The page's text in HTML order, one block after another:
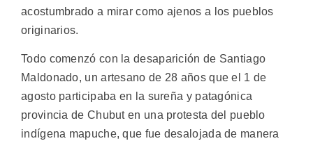
acostumbrado a mirar como ajenos a los pueblos
originarios.
Todo comenzó con la desaparición de Santiago
Maldonado, un artesano de 28 años que el 1 de
agosto participaba en la sureña y patagónica
provincia de Chubut en una protesta del pueblo
indígena mapuche, que fue desalojada de manera